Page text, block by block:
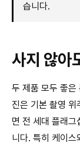
습니다.
사지 않아
두 제품 모두 좋은
진은 기본 촬영
면 전 세대 플래그
니다. 특히 케이스